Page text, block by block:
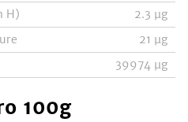
H)
2.3 µg
21 µg
39974 µg
100g